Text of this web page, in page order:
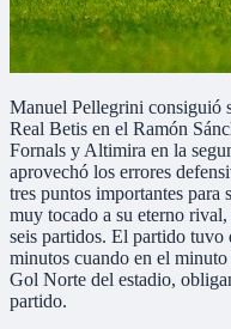
Manuel Pellegrini consiguió
Real Betis en el Ramón
Fornals y Altimira en la
aprovechó los errores
tres puntos importantes
muy tocado a su eterno
seis partidos. El partido tuvo
minutos cuando en el
Gol Norte del estadio,
partido.